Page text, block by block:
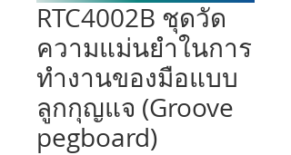
RTC4002B ชุดวัด
ความแม่นยำในการ
ทำงานของมือแบบ
ลูกกุญแจ (Groove
pegboard)